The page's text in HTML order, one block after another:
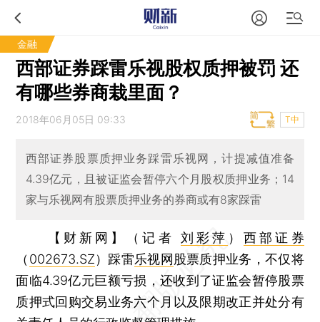
金融
西部证券踩雷乐视股权质押被罚 还
有哪些券商栽里面？
2018年06月05日 09:33 T中
西部证券股票质押业务踩雷乐视网，计提减值准备
4.39亿元，且被证监会暂停六个月股权质押业务；14
家与乐视网有股票质押业务的券商或有8家踩雷
【财新网】（记者 刘彩萍 ）西部证券
（ 002673.SZ）踩雷乐视网 股票质押业务，不仅将
面临4.39亿元巨额亏损，还收到了证监会暂停股票
质押式回购交易业务六个月以及限期改正并处分有